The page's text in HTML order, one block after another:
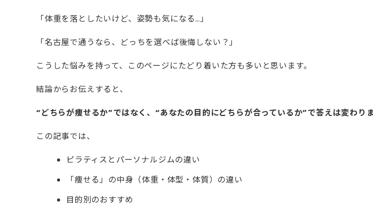
「体重を落としたいけど、姿勢も気になる…」
「名古屋で通うなら、どっちを選べば後悔しない？」
こうした悩みを持って、このページにたどり着いた方も多いと思います。
結論からお伝えすると、
“どちらが痩せるか”ではなく、“あなたの目的にどちらが合っているか”で答えは変わりま
この記事では、
ピラティスとパーソナルジムの違い
「痩せる」の中身（体重・体型・体質）の違い
目的別のおすすめ